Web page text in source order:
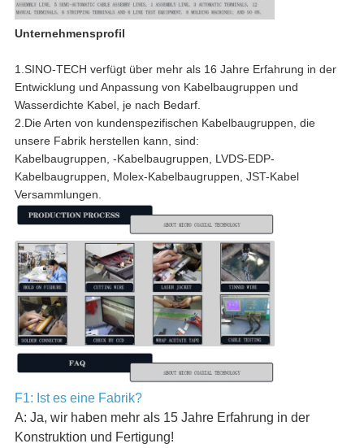
Unternehmensprofil
1.SINO-TECH verfügt über mehr als 16 Jahre Erfahrung in der
Entwicklung und Anpassung von Kabelbaugruppen und
Wasserdichte Kabel, je nach Bedarf.
2.Die Arten von kundenspezifischen Kabelbaugruppen, die
unsere Fabrik herstellen kann, sind:
Kabelbaugruppen, -Kabelbaugruppen, LVDS-EDP-
Kabelbaugruppen, Molex-Kabelbaugruppen, JST-Kabel
Versammlungen.
F1: Ist es eine Fabrik?
A: Ja, wir haben mehr als 15 Jahre Erfahrung in der
Konstruktion und Fertigung!